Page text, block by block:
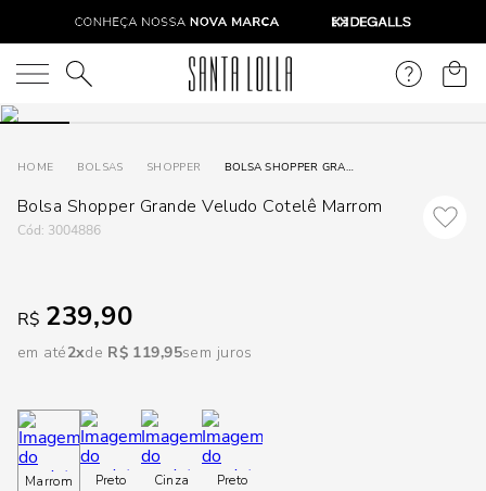
O que você está procurando?
BOLSAS SHOPPER BOLSA SHOPPER GRANDE VELUDO COTELÊ MARROM
Bolsa Shopper Grande Veludo Cotelê Marrom
: 3004886
R$ 239,90
em até2 R$ 119,95sem juros
Marrom Preto Cinza Preto